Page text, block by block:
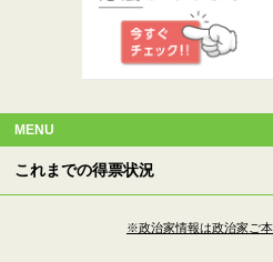
MENU
これまでの得票状況
※政治家情報は政治家ご